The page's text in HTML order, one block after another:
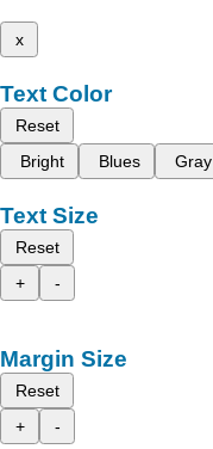
x
Text Color
Reset
Bright
Blues Gray
Text Size
Reset
+
-
Margin Size
Reset
+
-